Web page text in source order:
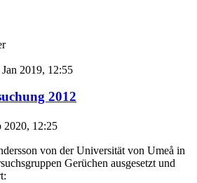
2019, 12:55
2012
2020, 12:25
von der Universität von Umeå in
Gerüchen ausgesetzt und